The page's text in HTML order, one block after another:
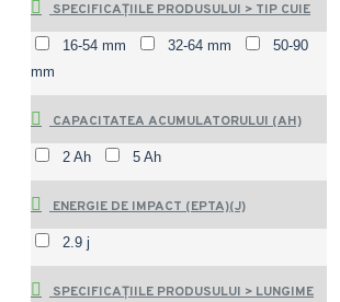
SPECIFICAȚIILE PRODUSULUI > TIP CUIE
16-54 mm 32-64 mm
50-90
mm
CAPACITATEA ACUMULATORULUI (AH)
2 Ah 5 Ah
ENERGIE DE IMPACT (EPTA)(J)
2.9 j
SPECIFICAȚIILE PRODUSULUI > LUNGIME